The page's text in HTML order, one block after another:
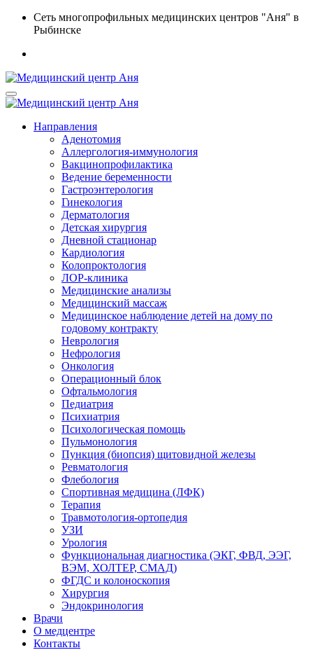
Сеть многопрофильных медицинских центров "Аня" в
Рыбинске
Направления
Аденотомия
Аллергология-иммунология
Вакцинопрофилактика
Ведение беременности
Гастроэнтерология
Гинекология
Дерматология
Детская хирургия
Дневной стационар
Кардиология
Колопроктология
ЛОР-клиника
Медицинские анализы
Медицинский массаж
Медицинское наблюдение детей на дому по
годовому контракту
Неврология
Нефрология
Онкология
Операционный блок
Офтальмология
Педиатрия
Психиатрия
Психологическая помощь
Пульмонология
Пункция (биопсия) щитовидной железы
Ревматология
Флебология
Спортивная медицина (ЛФК)
Терапия
Травмотология-ортопедия
УЗИ
Урология
Функциональная диагностика (ЭКГ, ФВД, ЭЭГ,
ВЭМ, ХОЛТЕР, СМАД)
ФГДС и колоноскопия
Хирургия
Эндокринология
Врачи
О медцентре
Контакты